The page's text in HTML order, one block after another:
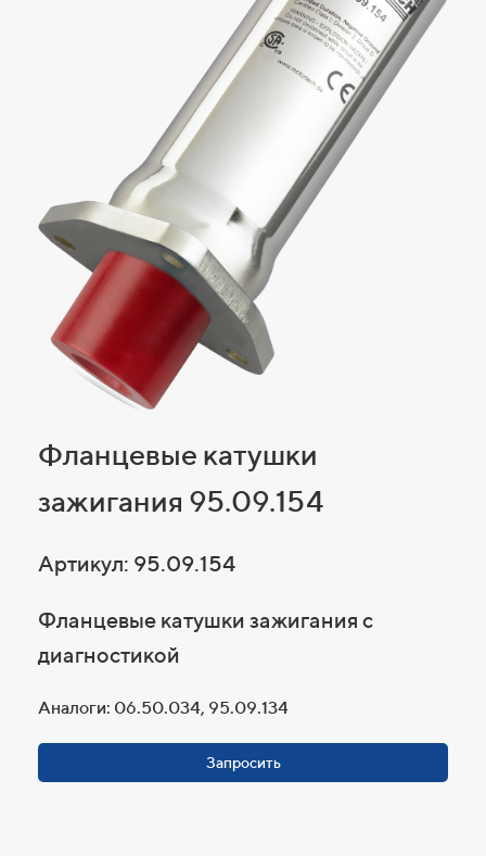
Фланцевые катушки
зажигания 95.09.154
Артикул: 95.09.154
Фланцевые катушки зажигания с
диагностикой
Аналоги: 06.50.034, 95.09.134
Запросить